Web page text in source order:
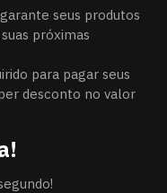
seus produtos
próximas
para pagar seus
desconto no valor